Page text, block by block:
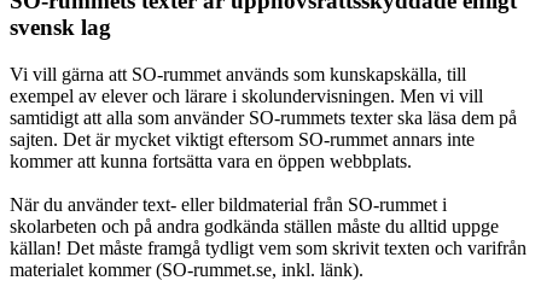
svensk lag
Vi vill gärna att SO-rummet används som kunskapskälla, till
exempel av elever och lärare i skolundervisningen. Men vi vill
samtidigt att alla som använder SO-rummets texter ska läsa dem på
sajten. Det är mycket viktigt eftersom SO-rummet annars inte
kommer att kunna fortsätta vara en öppen webbplats.
När du använder text- eller bildmaterial från SO-rummet i
skolarbeten och på andra godkända ställen måste du alltid uppge
källan! Det måste framgå tydligt vem som skrivit texten och varifrån
materialet kommer (SO-rummet.se, inkl. länk).